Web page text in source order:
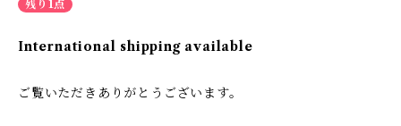
残り1点
International shipping available
ご覧いただきありがとうございます。